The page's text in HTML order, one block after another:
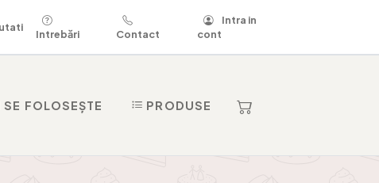
Intrebări Contact
Intra in
cont
SE FOLOSEȘTE PRODUSE